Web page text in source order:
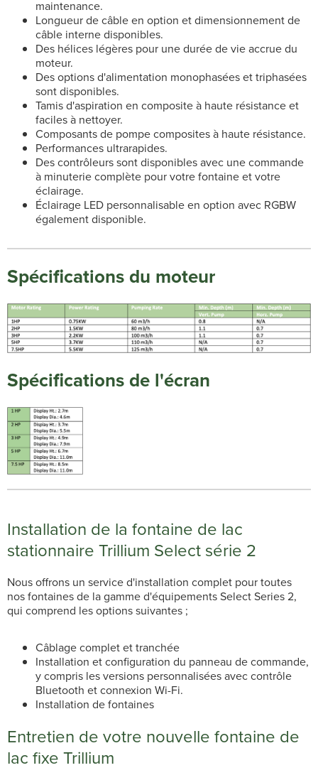
maintenance.
Longueur de câble en option et dimensionnement de
câble interne disponibles.
Des hélices légères pour une durée de vie accrue du
moteur.
Des options d'alimentation monophasées et triphasées
sont disponibles.
Tamis d'aspiration en composite à haute résistance et
faciles à nettoyer.
Composants de pompe composites à haute résistance.
Performances ultrarapides.
Des contrôleurs sont disponibles avec une commande
à minuterie complète pour votre fontaine et votre
éclairage.
Éclairage LED personnalisable en option avec RGBW
également disponible.
Spécifications du moteur
Spécifications de l'écran
Installation de la fontaine de lac
stationnaire Trillium Select série 2
Nous offrons un service d'installation complet pour toutes
nos fontaines de la gamme d'équipements Select Series 2,
qui comprend les options suivantes ;
Câblage complet et tranchée
Installation et configuration du panneau de commande,
y compris les versions personnalisées avec contrôle
Bluetooth et connexion Wi-Fi.
Installation de fontaines
Entretien de votre nouvelle fontaine de
lac fixe Trillium